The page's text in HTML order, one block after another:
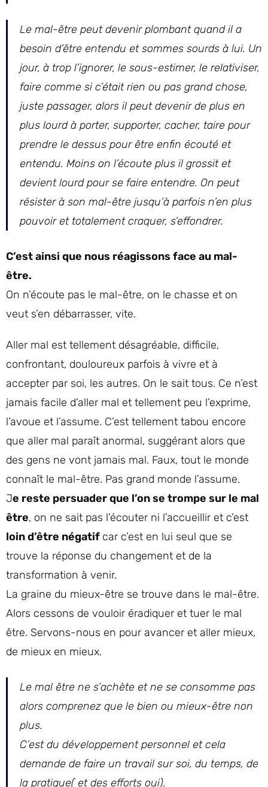
Le mal-être peut devenir plombant quand il a
besoin d’être entendu et sommes sourds à lui. Un
jour, à trop l’ignorer, le sous-estimer, le relativiser,
faire comme si c’était rien ou pas grand chose,
juste passager, alors il peut devenir de plus en
plus lourd à porter, supporter, cacher, taire pour
prendre le dessus pour être enfin écouté et
entendu. Moins on l’écoute plus il grossit et
devient lourd pour se faire entendre. On peut
résister à son mal-être jusqu’à parfois n’en plus
pouvoir et totalement craquer, s’effondrer.
C’est ainsi que nous réagissons face au mal-
être.
On n’écoute pas le mal-être, on le chasse et on
veut s’en débarrasser, vite.
Aller mal est tellement désagréable, difficile,
confrontant, douloureux parfois à vivre et à
accepter par soi, les autres. On le sait tous. Ce n’est
jamais facile d’aller mal et tellement peu l’exprime,
l’avoue et l’assume. C’est tellement tabou encore
que aller mal paraît anormal, suggérant alors que
des gens ne vont jamais mal. Faux, tout le monde
connaît le mal-être. Pas grand monde l’assume.
Je reste persuader que l’on se trompe sur le mal
être, on ne sait pas l’écouter ni l’accueillir et c’est
loin d’être négatif car c’est en lui seul que se
trouve la réponse du changement et de la
transformation à venir.
La graine du mieux-être se trouve dans le mal-être.
Alors cessons de vouloir éradiquer et tuer le mal
être. Servons-nous en pour avancer et aller mieux,
de mieux en mieux.
Le mal être ne s’achète et ne se consomme pas
alors comprenez que le bien ou mieux-être non
plus.
C’est du développement personnel et cela
demande de faire un travail sur soi, du temps, de
la pratique( et des efforts oui).